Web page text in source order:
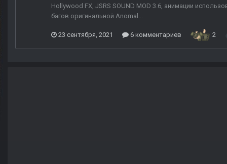
Hollywood FX, JSRS SOUND MOD 3.6, анимации
багов оригинальной Anomal...
23 сентября, 2021 6 комментариев 2